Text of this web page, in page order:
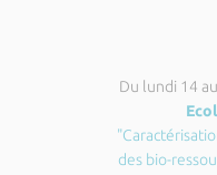
Du lundi 14
des bio-